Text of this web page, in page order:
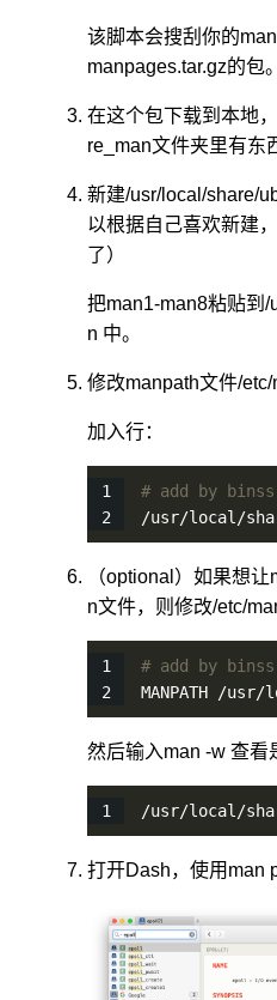
该脚本会搜刮你的
manpages.tar.gz的包。
在这个包下载到本地
re_man文件夹里有东
新建/usr/local/share/
以根据自己喜欢新建
了）
把man1-man8粘贴到
n 中。
修改manpath文件/
加入行：
# add by binss
/usr/local/
（optional）如果想
n文件，则修改/etc/
# add by binss
MANPATH /
然后输入man -w 查看
/usr/local/
打开Dash，使用man